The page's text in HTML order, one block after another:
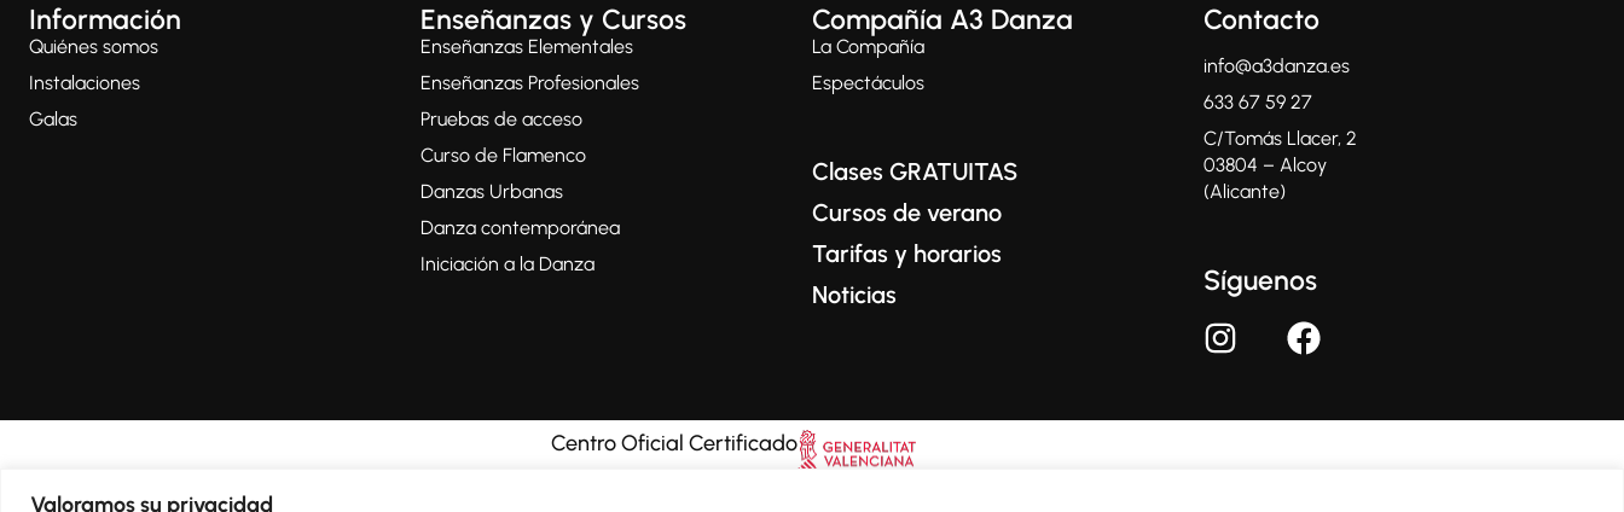
Valoramos su privacidad
Información
Quiénes somos
Instalaciones
Galas
Enseñanzas y Cursos
Enseñanzas Elementales
Enseñanzas Profesionales
Pruebas de acceso
Curso de Flamenco
Danzas Urbanas
Danza contemporánea
Iniciación a la Danza
Compañía A3 Danza
La Compañía
Espectáculos
Clases GRATUITAS
Cursos de verano
Tarifas y horarios
Noticias
Contacto
info@a3danza.es
633 67 59 27
C/Tomás Llacer, 2
03804 – Alcoy
(Alicante)
Síguenos
Centro Oficial Certificado